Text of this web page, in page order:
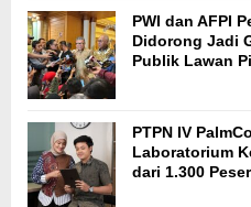
PWI dan AFPI
Didorong Jadi
Publik Lawan
PTPN IV
Laboratorium
dari 1.300